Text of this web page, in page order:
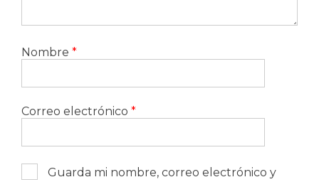
Nombre *
Correo electrónico *
Guarda mi nombre, correo electrónico y